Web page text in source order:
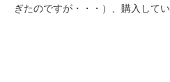
ぎたのですが・・・）、購入して